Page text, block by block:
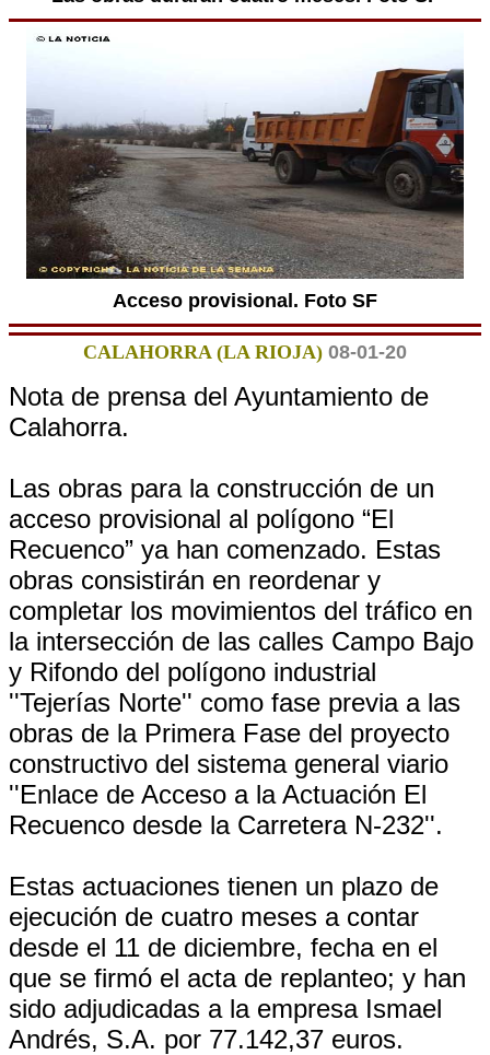
Acceso provisional. Foto SF
CALAHORRA (LA RIOJA) 08-01-20
Nota de prensa del Ayuntamiento de
Calahorra.
Las obras para la construcción de un
acceso provisional al polígono “El
Recuenco” ya han comenzado. Estas
obras consistirán en reordenar y
completar los movimientos del tráfico en
la intersección de las calles Campo Bajo
y Rifondo del polígono industrial
''Tejerías Norte'' como fase previa a las
obras de la Primera Fase del proyecto
constructivo del sistema general viario
''Enlace de Acceso a la Actuación El
Recuenco desde la Carretera N-232''.
Estas actuaciones tienen un plazo de
ejecución de cuatro meses a contar
desde el 11 de diciembre, fecha en el
que se firmó el acta de replanteo; y han
sido adjudicadas a la empresa Ismael
Andrés, S.A. por 77.142,37 euros.